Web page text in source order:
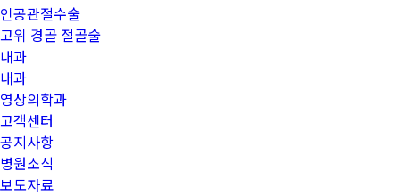
인공관절수술
고위 경골 절골술
내과
내과
영상의학과
고객센터
공지사항
병원소식
보도자료